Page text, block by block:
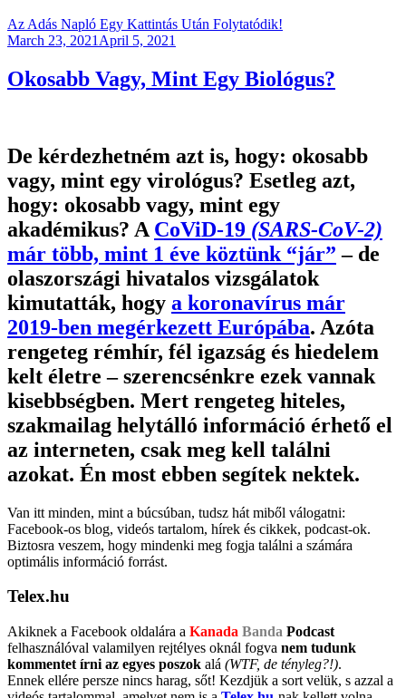
Az Adás Napló Egy Kattintás Után Folytatódik!
Posted
March 23, 2021 April 5, 2021
Okosabb Vagy, Mint Egy Biológus?
De kérdezhetném azt is, hogy: okosabb
vagy, mint egy virológus? Esetleg azt,
hogy: okosabb vagy, mint egy
akadémikus? A CoViD-19 (SARS-CoV-2)
már több, mint 1 éve köztünk “jár” – de
olaszországi hivatalos vizsgálatok
kimutatták, hogy a koronavírus már
2019-ben megérkezett Európába. Azóta
rengeteg rémhír, fél igazság és hiedelem
kelt életre – szerencsénkre ezek vannak
kisebbségben. Mert rengeteg hiteles,
szakmailag helytálló információ érhető el
az interneten, csak meg kell találni
azokat. Én most ebben segítek nektek.
Van itt minden, mint a búcsúban, tudsz hát miből válogatni:
Facebook-os blog, videós tartalom, hírek és cikkek, podcast-ok.
Biztosra veszem, hogy mindenki meg fogja találni a számára
optimális információ forrást.
Telex.hu
Akiknek a Facebook oldalára a Kanada Banda Podcast
felhasználóval valamilyen rejtélyes oknál fogva nem tudunk
kommentet írni az egyes poszok alá (WTF, de tényleg?!).
Ennek ellére persze nincs harag, sőt! Kezdjük a sort velük, s azzal a